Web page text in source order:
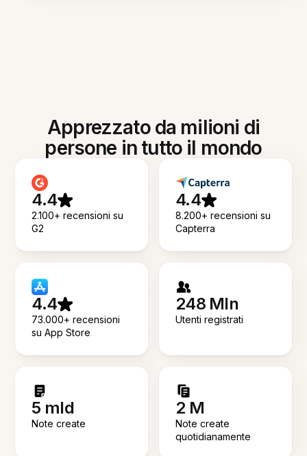
Apprezzato da milioni di
persone in tutto il mondo
4.4
2.100+ recensioni su
G2
4.4
8.200+ recensioni su
Capterra
4.4
73.000+ recensioni
su App Store
248 Mln
Utenti registrati
5 mld
Note create
2 M
Note create
quotidianamente